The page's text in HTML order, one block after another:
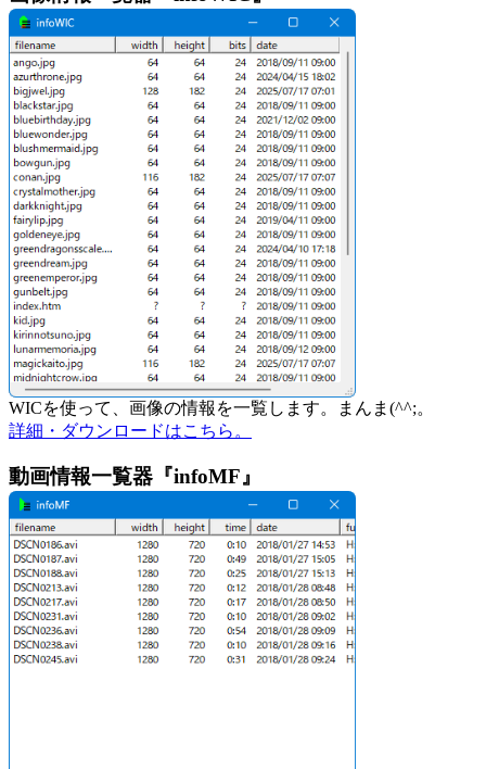
WICを使って、画像の情報を一覧します。まんま(^^;。
詳細・ダウンロードはこちら。
動画情報一覧器『infoMF』